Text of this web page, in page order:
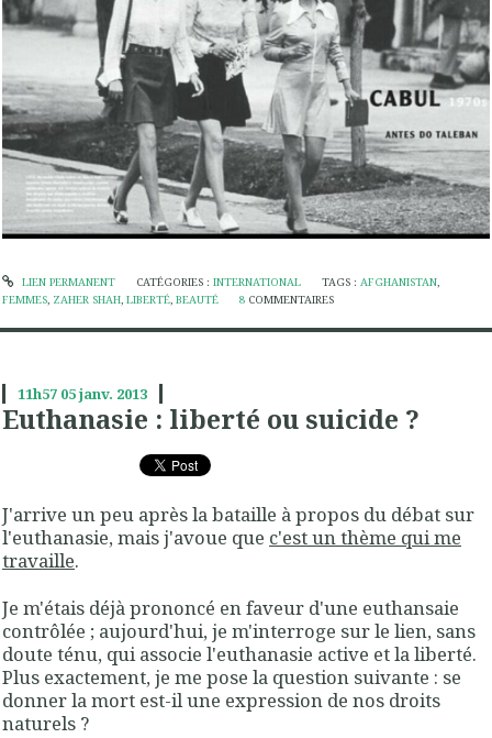
LIEN PERMANENT CATÉGORIES : INTERNATIONAL TAGS :AFGHANISTAN,
FEMMES, ZAHER SHAH, LIBERTÉ, BEAUTÉ 8 COMMENTAIRES
11h57 05janv. 2013
Euthanasie : liberté ou suicide ?
J'arrive un peu après la bataille à propos du débat sur
l'euthanasie, mais j'avoue que c'est un thème qui me
travaille.
Je m'étais déjà prononcé en faveur d'une euthansaie
contrôlée ; aujourd'hui, je m'interroge sur le lien, sans
doute ténu, qui associe l'euthanasie active et la liberté.
Plus exactement, je me pose la question suivante : se
donner la mort est-il une expression de nos droits
naturels ?